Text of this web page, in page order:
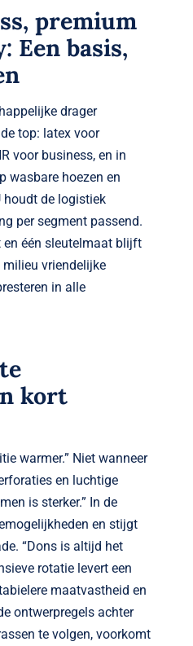
premium
Een basis,
drager
top: latex voor
voor business, en in
wasbare hoezen en
houdt de logistiek
per segment passend.
en één sleutelmaat blijft
vriendelijke
in alle
kort
warmer.” Niet wanneer
en luchtige
is sterker.” In de
en stijgt
“Dons is altijd het
rotatie levert een
maatvastheid en
ontwerpregels achter
te volgen, voorkomt